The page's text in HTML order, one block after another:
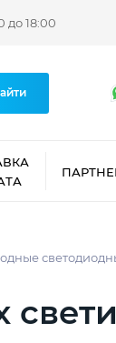
до 18:00